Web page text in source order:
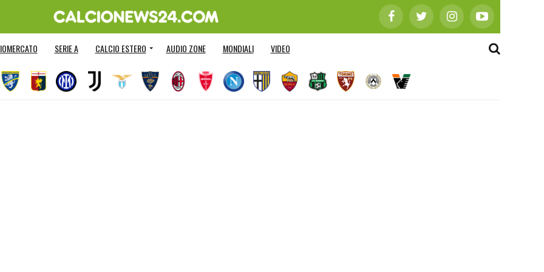
SERIE A CALCIO ESTERO AUDIO ZONE MONDIALI VIDEO